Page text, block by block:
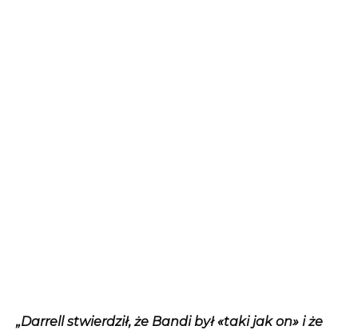
„Darrell stwierdził, że Bandi był «taki jak on» i że